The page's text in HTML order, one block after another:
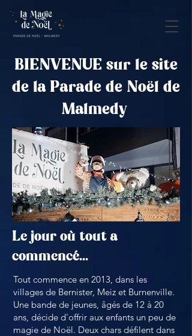
BIENVENUE sur le site
de la Parade de Noël de
Malmedy
Le jour où tout a
commencé...
​Tout commence en 2013, dans les
villages de Bernister, Meiz et Burnenville.
Une bande de jeunes, âgés de 12 à 20
ans, décide d'offrir aux enfants un peu de
magie de Noël. Deux chars défilent dans